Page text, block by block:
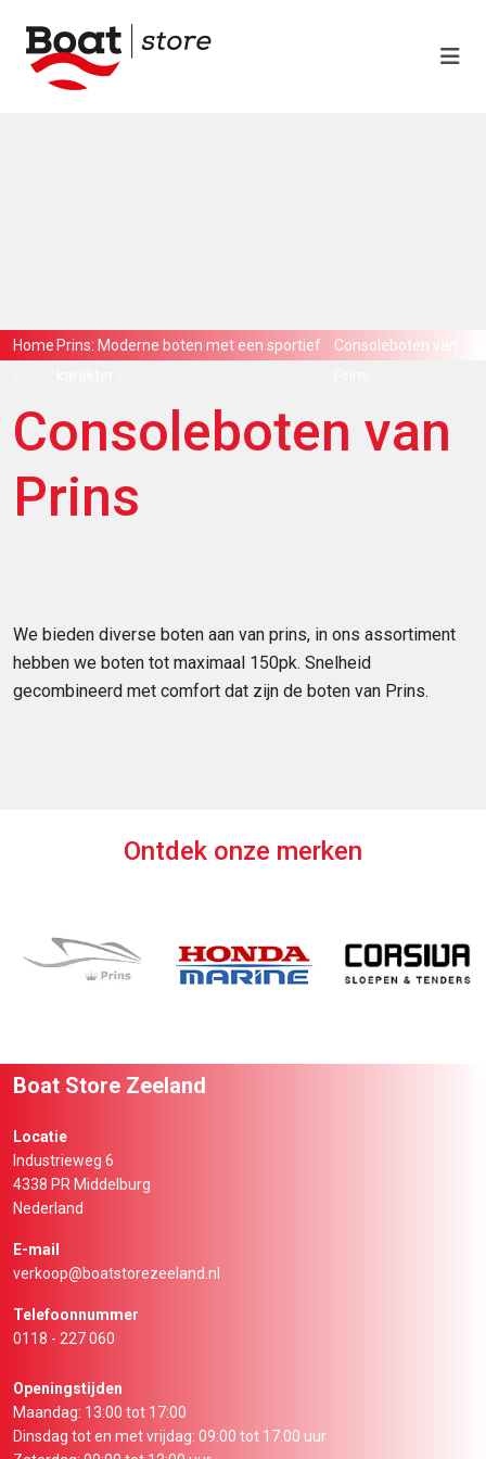
Home Prins: Moderne boten met een sportief
Consoleboten van
Consoleboten van
Prins
We bieden diverse boten aan van prins, in ons assortiment
hebben we boten tot maximaal 150pk. Snelheid
gecombineerd met comfort dat zijn de boten van Prins.
Ontdek onze merken
Boat Store Zeeland
Locatie
Industrieweg 6
4338 PR Middelburg
Nederland
E-mail
verkoop@boatstorezeeland.nl
Telefoonnummer
0118 - 227 060
Openingstijden
Maandag: 13:00 tot 17:00
Dinsdag tot en met vrijdag: 09:00 tot 17.00 uur